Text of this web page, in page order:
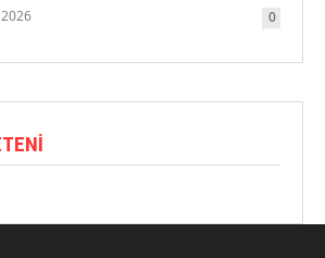
0